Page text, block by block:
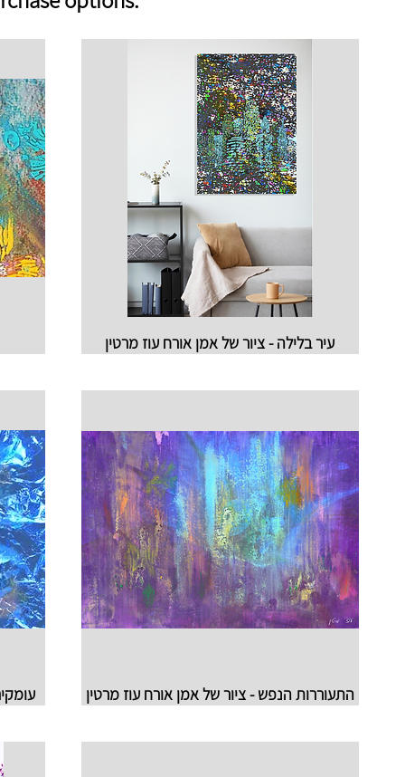
עיר בלילה - ציור של אמן אורח עוז מרטין
התעוררות הנפש - ציור של אמן אורח עוז מרטין